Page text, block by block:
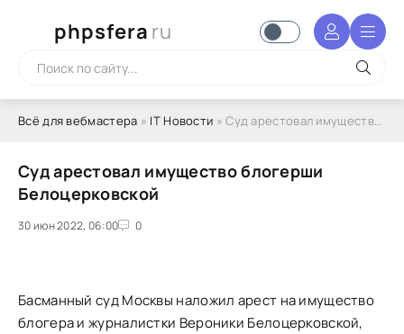
phpsfera ru
Всё для вебмастера » IT Новости » Суд арестовал имущество блогерши Белоцерковской
Суд арестовал имущество блогерши
Белоцерковской
30 июн 2022, 06:00 0
1 2 3 4 5
Басманный суд Москвы наложил арест на имущество
блогера и журналистки Вероники Белоцерковской,